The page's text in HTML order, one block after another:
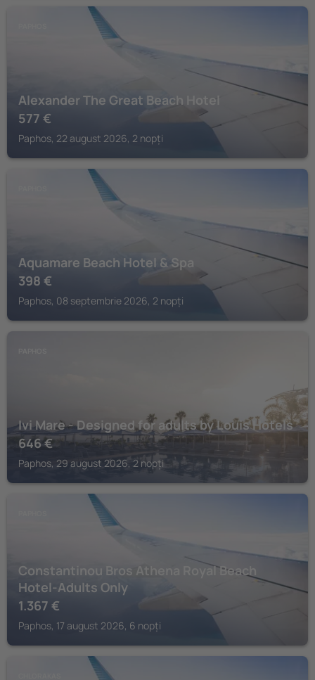
Alexander The Great Beach Hotel
577 €
Paphos, 22 august 2026, 2 nopți
Aquamare Beach Hotel & Spa
398 €
Paphos, 08 septembrie 2026, 2 nopți
Ivi Mare - Designed for adults by Louis Hotels
646€
Paphos, 29 august 2026, 2 nopți
Constantinou Bros Athena Royal Beach
Hotel-Adults Only
1.367 €
Paphos, 17 august 2026, 6 nopți